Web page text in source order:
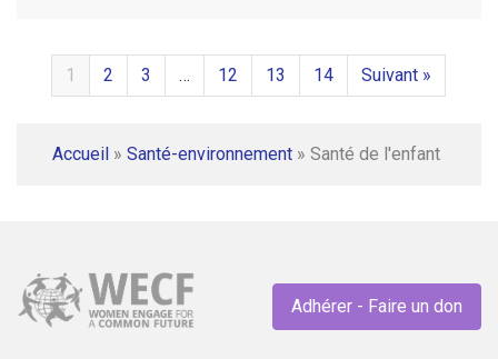
1 2 3 … 12 13 14 Suivant »
Accueil » Santé-environnement » Santé de l'enfant
Adhérer - Faire un don